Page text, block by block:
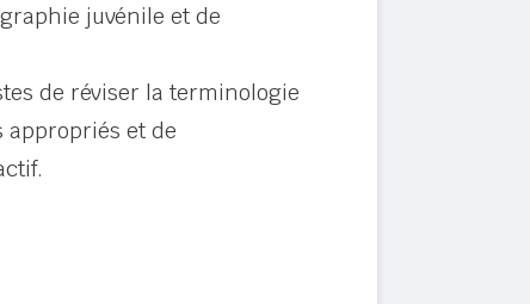
juvénile et de
de réviser la terminologie
et de